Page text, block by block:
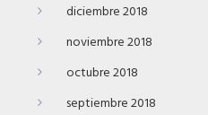
diciembre 2018
noviembre 2018
octubre 2018
septiembre 2018